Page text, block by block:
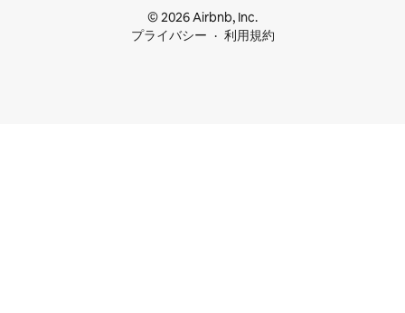
© 2026 Airbnb, Inc.
プライバシー
利用規約